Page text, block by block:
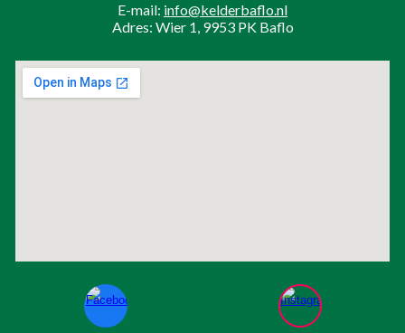
E-mail: info@kelderbaflo.nl
Adres: Wier 1, 9953 PK Baflo